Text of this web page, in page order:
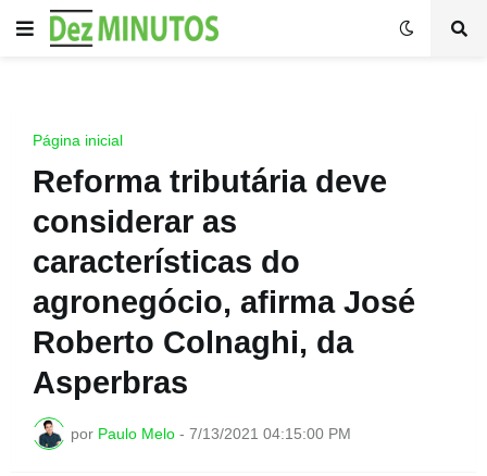
Página inicial
Reforma tributária deve
considerar as
características do
agronegócio, afirma José
Roberto Colnaghi, da
Asperbras
por Paulo Melo - 7/13/2021 04:15:00 PM